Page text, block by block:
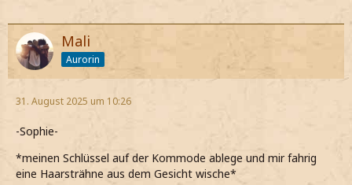
Mali
Aurorin
31. August 2025 um 10:26
-Sophie-
*meinen Schlüssel auf der Kommode ablege und mir fahrig
eine Haarsträhne aus dem Gesicht wische*